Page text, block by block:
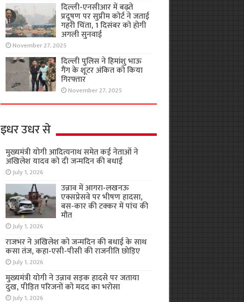
दिल्ली-एनसीआर में बढ़ते
प्रदूषण पर सुप्रीम कोर्ट ने जताई
गहरी चिंता, 1 दिसंबर को होगी
अगली सुनवाई
November 27, 2025
दिल्ली पुलिस ने हिमांशु भाऊ
गैंग के शूटर अंकित को किया
गिरफ्तार
November 27, 2025
इधर उधर से
मुख्यमंत्री योगी आदित्यनाथ समेत कई नेताओं ने
अखिलेश यादव को दी जन्मदिन की बधाई
July 1, 2026
उन्नाव में आगरा-लखनऊ
एक्सप्रेसवे पर भीषण हादसा,
बस-कार की टक्कर में पांच की
मौत
July 1, 2026
राजभर ने अखिलेश को जन्मदिन की बधाई के साथ
कसा तंज, कहा-एसी-पीसी की राजनीति छोड़िए
July 1, 2026
मुख्यमंत्री योगी ने उन्नाव सड़क हादसे पर जताया
दुख, पीड़ित परिजनों को मदद का भरोसा
July 1, 2026